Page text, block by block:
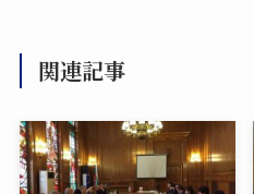
関連記事